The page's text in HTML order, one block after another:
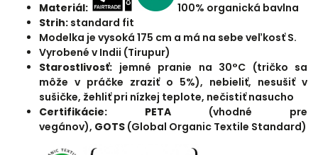
Materiál:
100% organická bavlna
Strih: standard fit
Modelka je vysoká 175 cm a má na sebe veľkosť S.
Vyrobené v Indii (Tirupur)
Starostlivosť: jemné pranie na 30°C (tričko sa
môže v práčke zraziť o 5%), nebieliť, nesušiť v
sušičke, žehliť pri nízkej teplote, nečistiť nasucho
Certifikácie: PETA (vhodné pre
vegánov), GOTS (Global Organic Textile Standard)